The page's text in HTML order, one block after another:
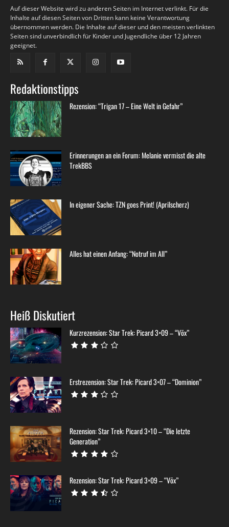
Auf dieser Website wird zu anderen Seiten im Internet verlinkt. Für die
Inhalte auf diesen Seiten von Dritten kann keine Verantwortung
übernommen werden. Die Inhalte auf dieser und den meisten verlinkten
Seiten sind unverbindlich für Kinder und Jugendliche über 12 Jahren
geeignet.
Redaktionstipps
Rezension: “Trigan 17 – Eine Welt in Gefahr”
Erinnerungen an ein Forum: Melanie vermisst die alte
TrekBBS
In eigener Sache: TZN goes Print! (Aprilscherz)
Alles hat einen Anfang: “Notruf im All”
Heiß Diskutiert
Kurzrezension: Star Trek: Picard 3×09 – “Võx”
Erstrezension: Star Trek: Picard 3×07 – “Dominion”
Rezension: Star Trek: Picard 3×10 – “Die letzte
Generation”
Rezension: Star Trek: Picard 3×09 – “Võx”